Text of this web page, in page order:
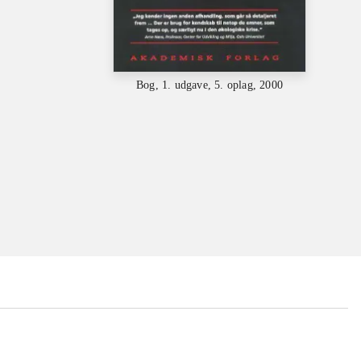
Bog, 1. udgave, 5. oplag, 2000